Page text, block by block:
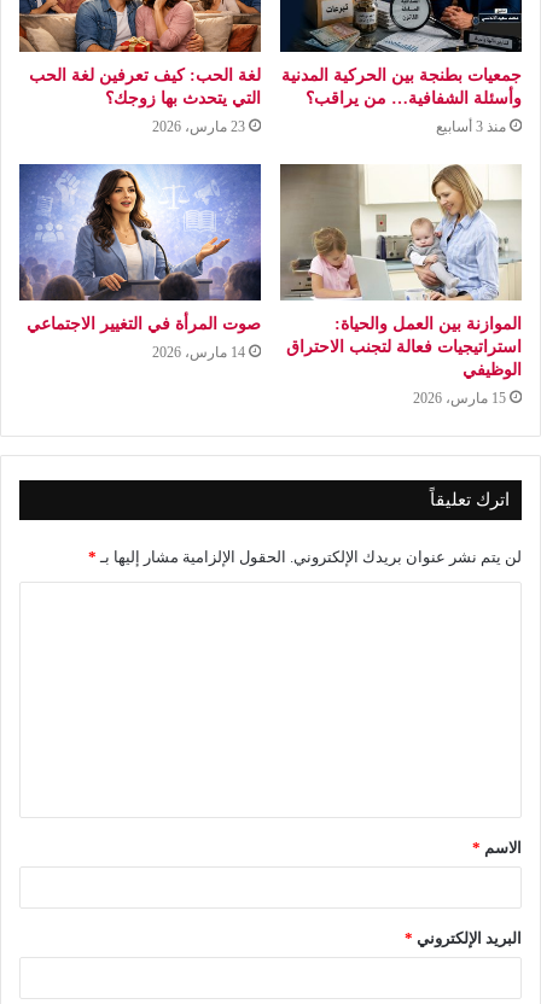
جمعيات بطنجة بين الحركية المدنية
وأسئلة الشفافية… من يراقب؟
منذ 3 أسابيع
لغة الحب: كيف تعرفين لغة الحب
التي يتحدث بها زوجك؟
23 مارس، 2026
الموازنة بين العمل والحياة:
استراتيجيات فعالة لتجنب الاحتراق
الوظيفي
15 مارس، 2026
صوت المرأة في التغيير الاجتماعي
14 مارس، 2026
اترك تعليقاً
لن يتم نشر عنوان بريدك الإلكتروني. الحقول الإلزامية مشار إليها بـ *
ق
*
الاسم *
البريد الإلكتروني *